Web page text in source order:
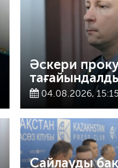
Әскери
04.08.2026, 15:15
Сайлауды